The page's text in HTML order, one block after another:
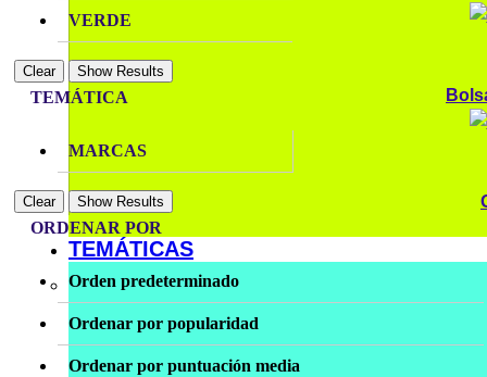
TEMÁTICAS
VERDE
Clear Show Results
TEMÁTICA
MARCAS
Clear Show Results
ORDENAR POR
Orden predeterminado
Ordenar por popularidad
Ordenar por puntuación media